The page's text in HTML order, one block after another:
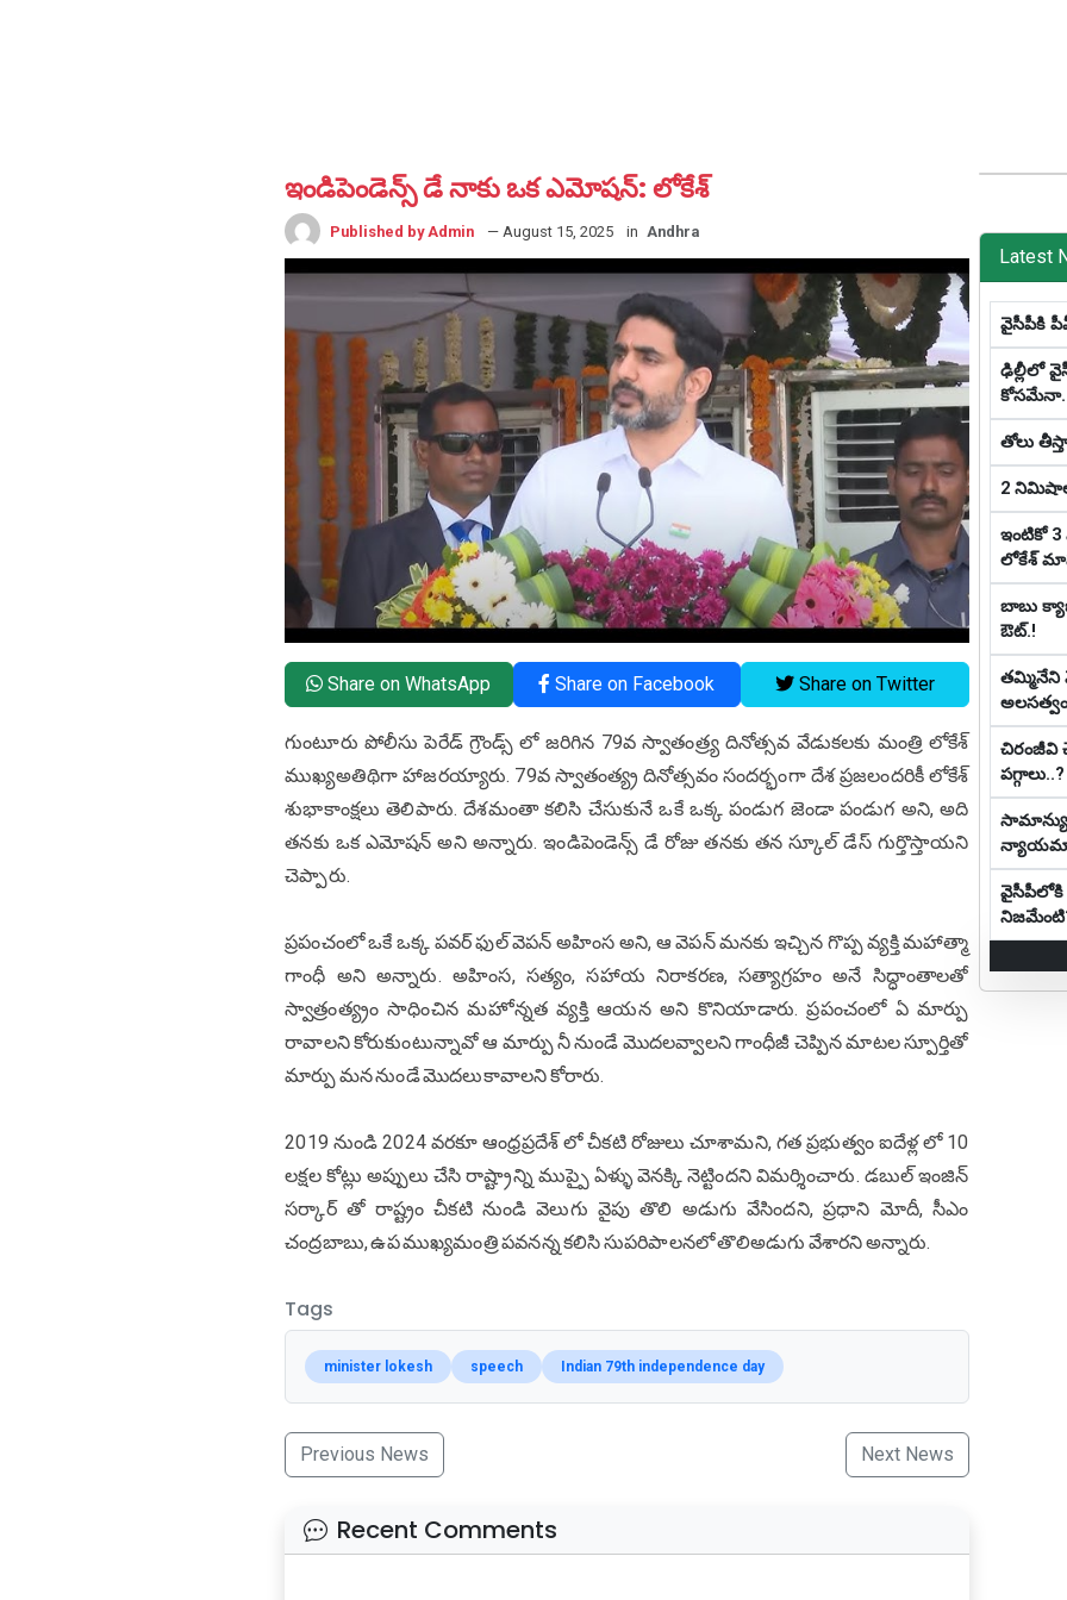
ఇండిపెండెన్స్ డే నాకు ఒక ఎమోషన్: లోకేశ్
Published by Admin — August 15, 2025 in Andhra
Share on WhatsApp Share on Facebook Share on Twitter
గుంటూరు పోలీసు పెరేడ్ గ్రౌండ్స్ లో జరిగిన 79వ స్వాతంత్ర్య దినోత్సవ వేడుకలకు మంత్రి లోకేశ్‌
ముఖ్యఅతిథిగా హాజరయ్యారు. 79వ స్వాతంత్య్ర దినోత్సవం సందర్భంగా దేశ ప్రజలందరికీ లోకేశ్
శుభాకాంక్షలు తెలిపారు. దేశమంతా కలిసి చేసుకునే ఒకే ఒక్క పండుగ జెండా పండుగ అని, అది
తనకు ఒక ఎమోషన్ అని అన్నారు. ఇండిపెండెన్స్ డే రోజు తనకు తన స్కూల్ డేస్ గుర్తొస్తాయని
చెప్పారు.
ప్రపంచంలో ఒకే ఒక్క పవర్ ఫుల్ వెపన్ అహింస అని, ఆ వెపన్ మనకు ఇచ్చిన గొప్ప వ్యక్తి మహాత్మా
గాంధీ అని అన్నారు. అహింస, సత్యం, సహాయ నిరాకరణ, సత్యాగ్రహం అనే సిద్ధాంతాలతో
స్వాత్రంత్య్రం సాధించిన మహోన్నత వ్యక్తి ఆయన అని కొనియాడారు. ప్రపంచంలో ఏ మార్పు
రావాలని కోరుకుంటున్నావో ఆ మార్పు నీ నుండే మొదలవ్వాలని గాంధీజీ చెప్పిన మాటల స్పూర్తితో
మార్పు మన నుండే మొదలుకావాలని కోరారు.
2019 నుండి 2024 వరకూ ఆంధ్రప్రదేశ్ లో చీకటి రోజులు చూశామని, గత ప్రభుత్వం ఐదేళ్ల లో 10
లక్షల కోట్లు అప్పులు చేసి రాష్ట్రాన్ని ముప్పై ఏళ్ళు వెనక్కి నెట్టిందని విమర్శించారు. డబుల్ ఇంజిన్
సర్కార్ తో రాష్ట్రం చీకటి నుండి వెలుగు వైపు తొలి అడుగు వేసిందని, ప్రధాని మోదీ, సీఎం
చంద్రబాబు, ఉప ముఖ్యమంత్రి పవనన్న కలిసి సుపరిపాలనలో తొలిఅడుగు వేశారని అన్నారు.
Tags
minister lokesh speech Indian 79th independence day
Previous News Next News
Recent Comments
Latest
వైసీపీకి
ఢిల్లీలో
తోలు
2
ఇంటికో
లోకేశ్
బాబు
ఔట్‌.!
తమ్మినేని
చిరంజీవి
పగ్గాలు..?
వైసీపీలోకి